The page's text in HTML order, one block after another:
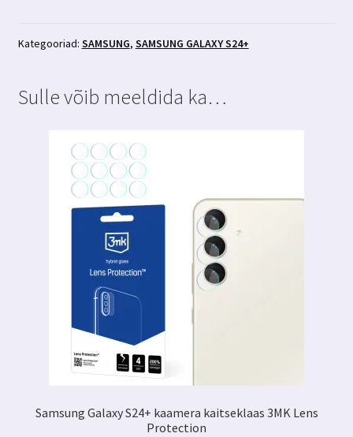
CARBON
Kategooriad: SAMSUNG, SAMSUNG GALAXY S24+
Sulle võib meeldida ka…
Samsung Galaxy S24+ kaamera kaitseklaas 3MK Lens
Protection